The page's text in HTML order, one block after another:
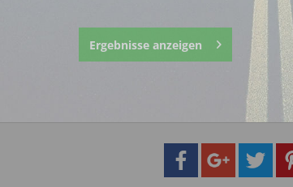
Ergebnisse anzeigen